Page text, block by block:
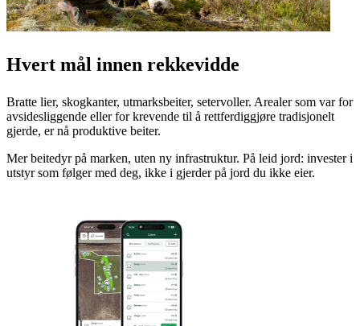
Hvert mål innen rekkevidde
Bratte lier, skogkanter, utmarksbeiter, setervoller. Arealer som var for
avsidesliggende eller for krevende til å rettferdiggjøre tradisjonelt
gjerde, er nå produktive beiter.
Mer beitedyr på marken, uten ny infrastruktur. På leid jord: invester i
utstyr som følger med deg, ikke i gjerder på jord du ikke eier.